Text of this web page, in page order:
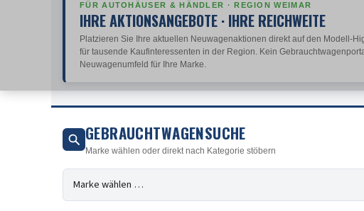
FÜR AUTOHÄUSER & HÄNDLER · REGION WEIMAR
IHRE AKTIONSANGEBOTE · IHRE REICHWEITE
Platzieren Sie Ihre aktuellen Neuwagenaktionen direkt auf den Modell-
für tausende Kaufinteressenten in der Region. Kein
Neuwagenumfeld für Ihre Marke.
GEBRAUCHTWAGENSUCHE
Marke wählen oder direkt nach Kategorie stöbern